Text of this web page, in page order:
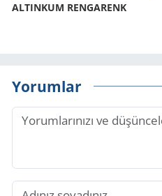
AL­TIN­KUM REN­GA­RENK
Yorumlar